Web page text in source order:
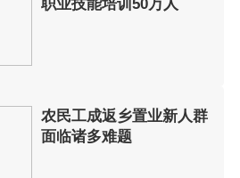
职业技能培训50万人
农民工成返乡置业新人群
面临诸多难题